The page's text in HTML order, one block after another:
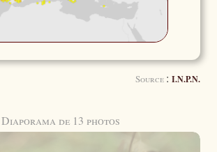
Source : I.N.P.N.
Diaporama de 13 photos